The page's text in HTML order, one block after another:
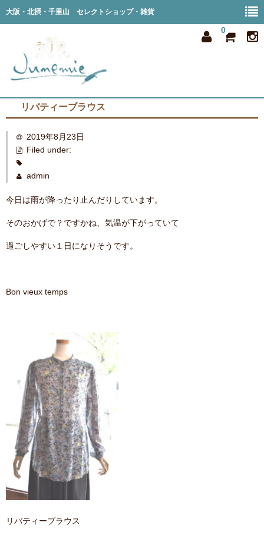
大阪・北摂・千里山 セレクトショップ・雑貨
0
all item
member
contact
リバティーブラウス
2019年8月23日
Filed under:
admin
今日は雨が降ったり止んだりしています。
そのおかげで？ですかね、気温が下がっていて
過ごしやすい１日になりそうです。
Bon vieux temps
リバティーブラウス